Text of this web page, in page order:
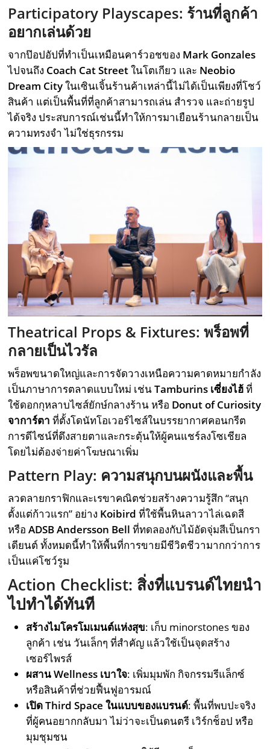
Participatory Playscapes: ร้านที่ลูกค้า
อยากเล่นด้วย
จากป๊อปอัปที่ทำเป็นเหมือนคาร์วอชของ Mark Gonzales
ไปจนถึง Coach Cat Streetในโตเกียว และ Neobio
Dream Cityในเซินเจิ้นร้านค้าเหล่านี้ไม่ได้เป็นเพียงที่โชว์
สินค้า แต่เป็นพื้นที่ที่ลูกค้าสามารถเล่น สำรวจ และถ่ายรูป
ได้จริง ประสบการณ์เช่นนี้ทำให้การมาเยือนร้านกลายเป็น
ความทรงจำ ไม่ใช่ธุรกรรม
Theatrical Props & Fixtures: พร็อพที่
กลายเป็นไวรัล
พร็อพขนาดใหญ่และการจัดวางเหนือความคาดหมายกำลัง
เป็นภาษาการตลาดแบบใหม่ เช่นTamburins เซี่ยงไฮ้ที่
ใช้ดอกกุหลาบไซส์ยักษ์กลางร้าน หรือ Donut of Curiosity
จาการ์ตา ที่ตั้งโดนัทโอเวอร์ไซส์ในบรรยากาศคอนกรีต
การดีไซน์ที่ดึงสายตาและกระตุ้นให้ผู้คนแชร์ลงโซเชียล
โดยไม่ต้องจ่ายค่าโฆษณาเพิ่ม
Pattern Play: ความสนุกบนผนังและพื้น
ลวดลายกราฟิกและเรขาคณิตช่วยสร้างความรู้สึก “สนุก
ตั้งแต่ก้าวแรก” อย่าง Koibird ที่ใช้พื้นหินลาวาไล่เฉดสี
หรือADSB Andersson Bell ที่ทดลองกับไม้อัดจุ่มสีเป็นกรา
เดียนต์ ทั้งหมดนี้ทำให้พื้นที่การขายมีชีวิตชีวามากกว่าการ
เป็นแค่โชว์รูม
Action Checklist: สิ่งที่แบรนด์ไทยนำ
ไปทำได้ทันที
สร้างไมโครโมเมนต์แห่งสุข: เก็บ minorstones ของ
ลูกค้า เช่น วันเล็กๆ ที่สำคัญ แล้วใช้เป็นจุดสร้าง
เซอร์ไพรส์
ผสาน Wellness เบาใจ: เพิ่มมุมพัก กิจกรรมรีแล็กซ์
หรือสินค้าที่ช่วยฟื้นฟูอารมณ์
เปิด Third Space ในแบบของแบรนด์: พื้นที่พบปะจริง
ที่ผู้คนอยากกลับมา ไม่ว่าจะเป็นดนตรี เวิร์กช็อป หรือ
มุมชุมชน